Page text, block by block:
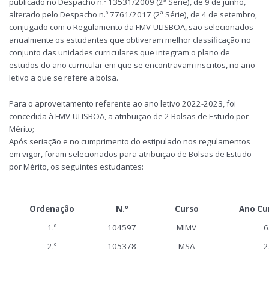
alterado pelo Despacho n.º 7761/2017 (2ª Série), de 4 de setembro,
conjugado com o Regulamento da FMV-ULISBOA, são selecionados
anualmente os estudantes que obtiveram melhor classificação no
conjunto das unidades curriculares que integram o plano de
estudos do ano curricular em que se encontravam inscritos, no ano
letivo a que se refere a bolsa.
Para o aproveitamento referente ao ano letivo 2022-2023, foi
concedida à FMV-ULISBOA, a atribuição de 2 Bolsas de Estudo por
Mérito;
Após seriação e no cumprimento do estipulado nos regulamentos
em vigor, foram selecionados para atribuição de Bolsas de Estudo
por Mérito, os seguintes estudantes:
Ordenação N.º Curso
Ano
1.º
104597 MIMV
2.º
105378 MSA